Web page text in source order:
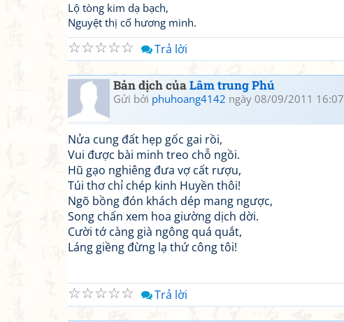
Lộ tòng kim dạ bạch,
Nguyệt thị cố hương minh.
☆
☆
☆
☆
☆ Trả lời
Bản dịch củaLâm trung Phú
Gửi bởi phuhoang4142 ngày 08/09/2011 16:07
Nửa cung đất hẹp gốc gai rồi,
Vui được bài minh treo chỗ ngồi.
Hũ gạo nghiêng đưa vợ cất rượu,
Túi thơ chỉ chép kinh Huyền thôi!
Ngõ bồng đón khách dép mang ngược,
Song chấn xem hoa giường dịch dời.
Cười tớ càng già ngông quá quắt,
Láng giềng đừng lạ thứ công tôi!
☆
☆
☆
☆
☆ Trả lời